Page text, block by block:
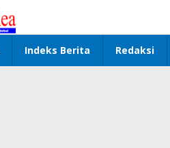
Indeks Berita Redaksi